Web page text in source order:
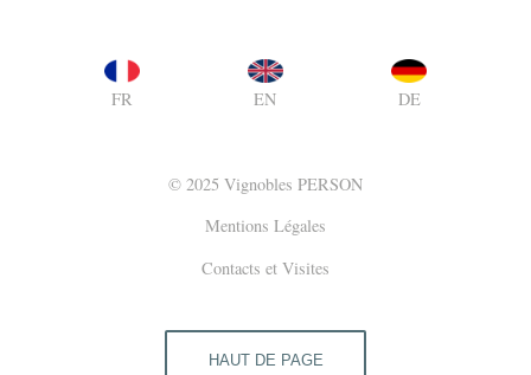
FR EN DE
© 2025 Vignobles PERSON
Mentions Légales
Contacts et Visites
HAUT DE PAGE